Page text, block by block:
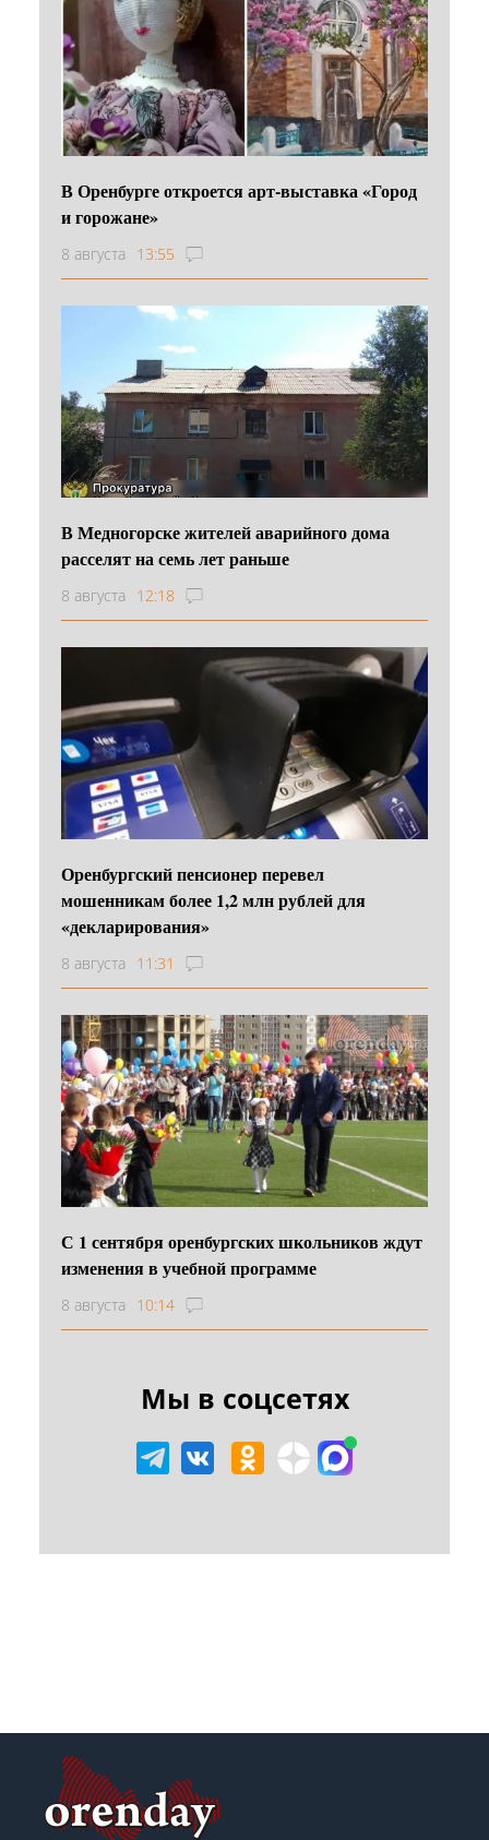
В Оренбурге откроется арт-выставка «Город
и горожане»
8 августа 13:55
В Медногорске жителей аварийного дома
расселят на семь лет раньше
8 августа 12:18
Оренбургский пенсионер перевел
мошенникам более 1,2 млн рублей для
«декларирования»
8 августа 11:31
С 1 сентября оренбургских школьников ждут
изменения в учебной программе
8 августа 10:14
Мы в соцсетях